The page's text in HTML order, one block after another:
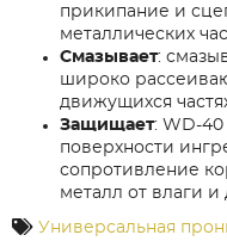
прикипание и
металлических
Смазывает:
широко
движущихся
Защищает: WD-
поверхности
сопротивление
металл от влаги
Универсальная